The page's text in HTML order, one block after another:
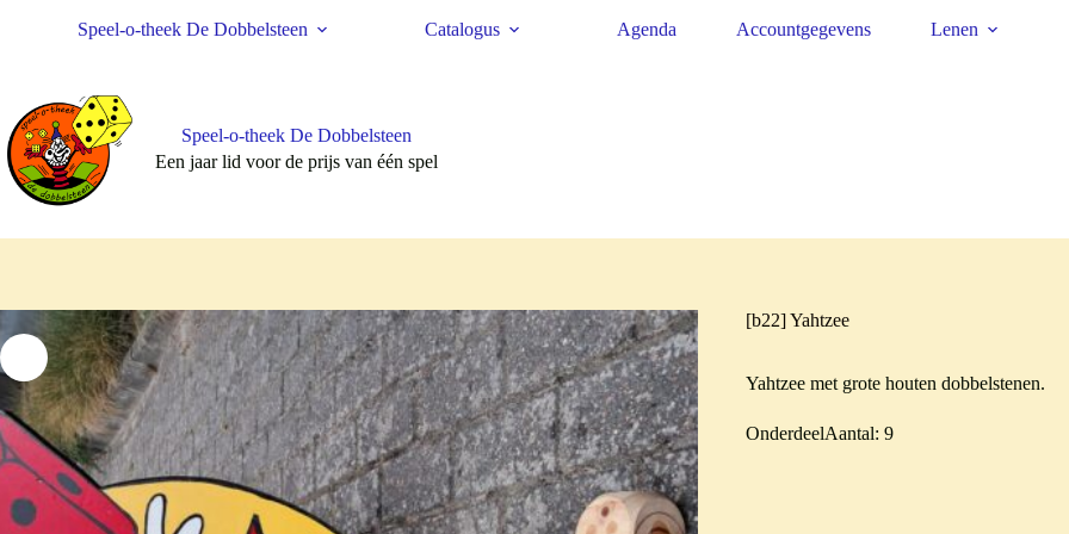
Speel-o-theek De Dobbelsteen Catalogus Agenda Accountgegevens Lenen
Speel-o-theek De Dobbelsteen
Een jaar lid voor de prijs van één spel
[b22] Yahtzee
Yahtzee met grote houten dobbelstenen.
OnderdeelAantal: 9